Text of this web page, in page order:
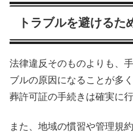
トラブルを避けるた
法律違反そのものよりも、
ブルの原因になることが多
葬許可証の手続きは確実に
また、地域の慣習や管理規